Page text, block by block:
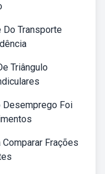
Do Transporte
Triângulo
Desemprego Foi
Frações